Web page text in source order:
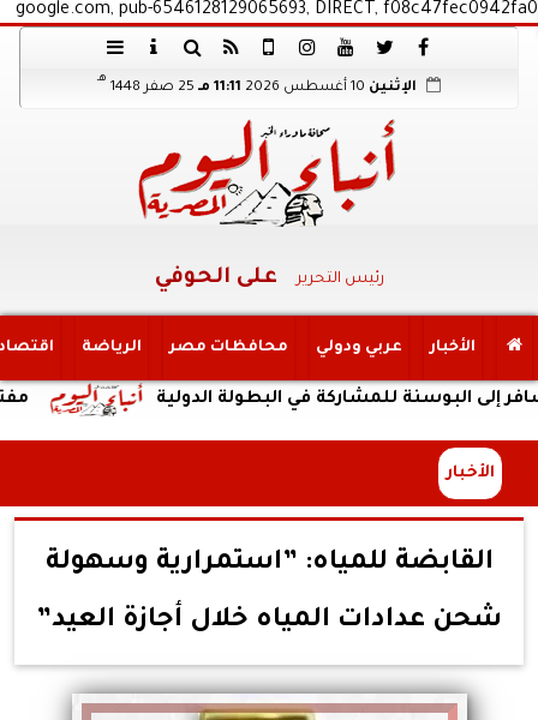
google.com, pub-6546128129065693, DIRECT, f08c47fec0942fa0
الإثنين 11:11 مـ 25 صفر 1448
هـ
رئيس التحرير على الحوفي
الأخبار عربي ودولي محافظات مصر الرياضة
مفتي للمشاركة في البطولة الدولية
الأخبار
القابضة للمياه: ”استمرارية وسهولة
شحن عدادات المياه خلال أجازة العيد”